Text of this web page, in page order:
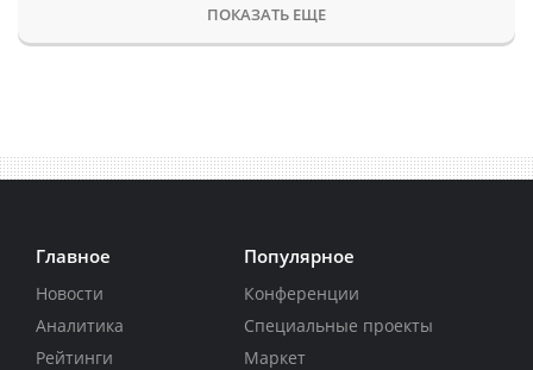
ПОКАЗАТЬ ЕЩЕ
Главное
Новости
Аналитика
Рейтинги
Популярное
Конференции
Специальные проекты
Маркет